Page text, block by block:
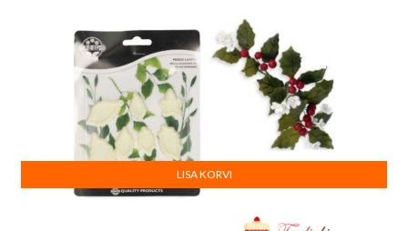
LISA KORVI